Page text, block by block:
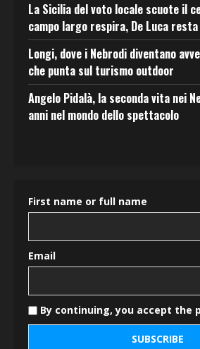
La Sicilia del voto locale scuote il
campo largo respira, De Luca
Longi, dove i Nebrodi diventano
che punta sul turismo outdoor
Angelo Pidalà, la seconda vita nei
anni nel mondo dello spettacolo
First name or full name
Email
By continuing, you accept the